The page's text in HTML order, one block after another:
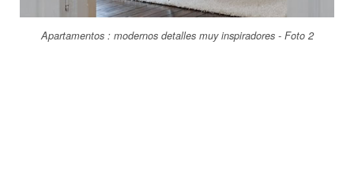
Apartamentos : modernos detalles muy inspiradores - Foto 2